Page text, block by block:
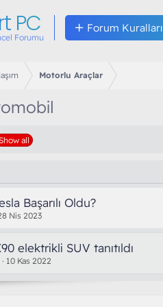
PC
Forumu
Forum Kuralları
Motorlu Araçlar
all
Başarılı Oldu?
Nis 2023
elektrikli SUV tanıtıldı
10 Kas 2022